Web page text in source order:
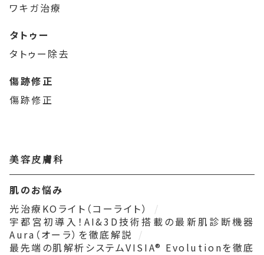
ワキガ治療
タトゥー
タトゥー除去
傷跡修正
傷跡修正
美容皮膚科
肌のお悩み
光治療KOライト（コーライト）
宇都宮初導入！AI&3D技術搭載の最新肌診断機器
Aura（オーラ）を徹底解説
最先端の肌解析システムVISIA® Evolutionを徹底